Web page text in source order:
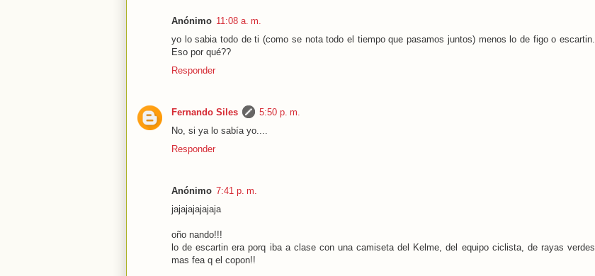
Anónimo 11:08 a. m.
yo lo sabia todo de ti (como se nota todo el tiempo que pasamos juntos) menos lo de figo o escartin.
Eso por qué??
Responder
Fernando Siles
5:50 p. m.
No, si ya lo sabía yo....
Responder
Anónimo 7:41 p. m.
jajajajajajaja
oño nando!!!
lo de escartin era porq iba a clase con una camiseta del Kelme, del equipo ciclista, de rayas verdes
mas fea q el copon!!